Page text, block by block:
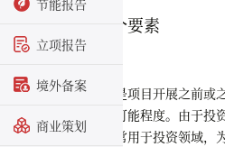
节能报告
立项报告
境外备案
商业策划
风险评估的三个要素
2021-01-19
风险评估指的是项目开展之前或之
来的影响或损失的可能程度。由于投
性，因此风险评估常用于投资领域，